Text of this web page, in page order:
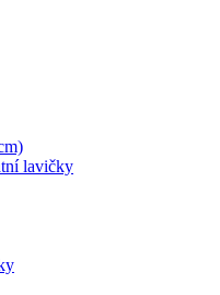
lavičky